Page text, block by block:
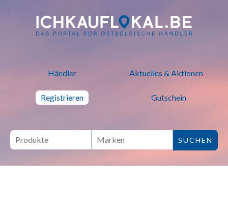
ich kauf lokal - Bei lokalen
Händler Aktuelles & Aktionen
Registrieren Gutschein